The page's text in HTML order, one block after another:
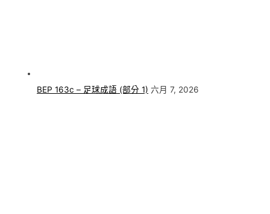
BEP 163c – 足球成語 (部分 1) 六月 7, 2026